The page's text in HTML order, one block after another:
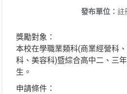
發布單位： 註
獎勵對象：
本校在學職業類科(商業經營科
科、美容科)暨綜合高中二、三
生。
申請條件：